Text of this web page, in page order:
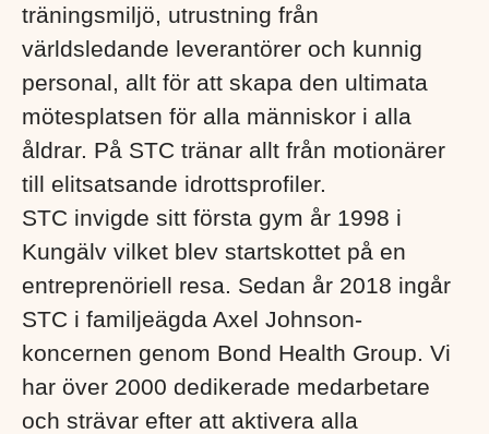
träningsmiljö, utrustning från
världsledande leverantörer och kunnig
personal, allt för att skapa den ultimata
mötesplatsen för alla människor i alla
åldrar. På STC tränar allt från motionärer
till elitsatsande idrottsprofiler.
STC invigde sitt första gym år 1998 i
Kungälv vilket blev startskottet på en
entreprenöriell resa. Sedan år 2018 ingår
STC i familjeägda Axel Johnson-
koncernen genom Bond Health Group. Vi
har över 2000 dedikerade medarbetare
och strävar efter att aktivera alla